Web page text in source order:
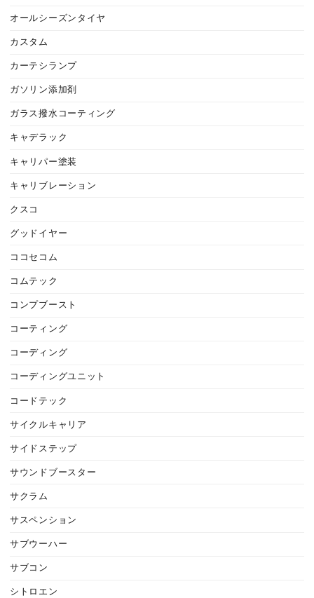
オールシーズンタイヤ
カスタム
カーテシランプ
ガソリン添加剤
ガラス撥水コーティング
キャデラック
キャリパー塗装
キャリブレーション
クスコ
グッドイヤー
ココセコム
コムテック
コンプブースト
コーティング
コーディング
コーディングユニット
コードテック
サイクルキャリア
サイドステップ
サウンドブースター
サクラム
サスペンション
サブウーハー
サブコン
シトロエン